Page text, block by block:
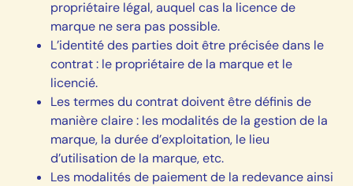
propriétaire légal, auquel cas la licence de
marque ne sera pas possible.
L’identité des parties doit être précisée dans le
contrat : le propriétaire de la marque et le
licencié.
Les termes du contrat doivent être définis de
manière claire : les modalités de la gestion de la
marque, la durée d’exploitation, le lieu
d’utilisation de la marque, etc.
Les modalités de paiement de la redevance ainsi